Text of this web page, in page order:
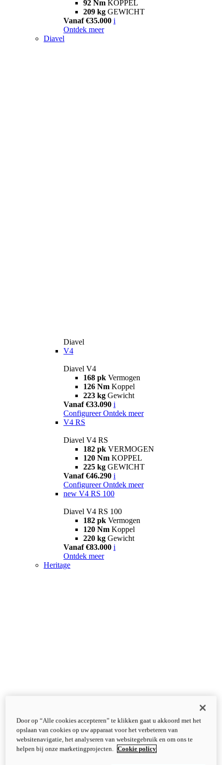
92 Nm KOPPEL
209 kg GEWICHT
Vanaf €35.000 i
Ontdek meer
Diavel
Diavel
V4
Diavel V4
168 pk Vermogen
126 Nm Koppel
223 kg Gewicht
Vanaf €33.090 i
Configureer Ontdek meer
V4 RS
Diavel V4 RS
182 pk VERMOGEN
120 Nm KOPPEL
225 kg GEWICHT
Vanaf €46.290 i
Configureer Ontdek meer
new V4 RS 100
Diavel V4 RS 100
182 pk Vermogen
120 Nm Koppel
220 kg Gewicht
Vanaf €83.000 i
Ontdek meer
Heritage
Door op “Alle cookies accepteren” te klikken gaat u akkoord met het
opslaan van cookies op uw apparaat voor het verbeteren van
websitenavigatie, het analyseren van websitegebruik en om ons te
helpen bij onze marketingprojecten.
Cookie policy